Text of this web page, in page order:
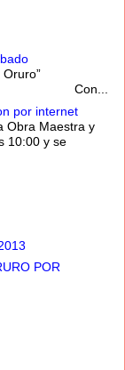
Oruro”
Con...
por internet
Obra Maestra y
10:00 y se
POR